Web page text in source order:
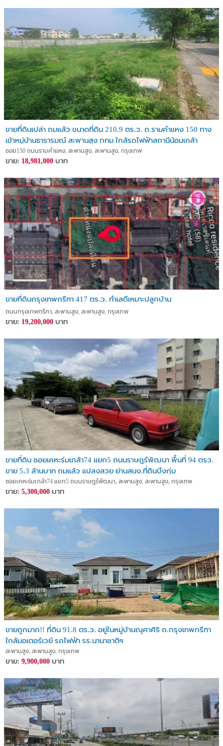
ขายที่ดินเปล่า ถมแล้ว ขนาดที่ดิน 210.9 ตร.ว. ถ.รามคำแหง 150 ทาง
เข้าหมู่บ้านธารารมณ์ สะพานสูง กทม ใกล้รถไฟฟ้าสถานีน้อมเกล้า
ซอย150 ถนนรามคำแหง, สะพานสูง, สะพานสูง, กรุงเทพ
ขาย: 18,981,000 บาท
ขายที่ดินกรุงเทพกรีฑา 417 ตร.ว. ทำเลดีเหมาะปลูกบ้าน
ถนนกรุงเทพกรีฑา, สะพานสูง, สะพานสูง, กรุงเทพ
ขาย: 19,200,000 บาท
ขายที่ดิน ซอยเคหะร่มเกล้า74 แยก5 ถนนราษฎร์พัฒนา พื้นที่ 94 ตรว.
ขาย 5.3 ล้านบาท ถมแล้ว แปลงสวย ย่านสนง.ที่ดินบึงกุ่ม
ซอยเคหะร่มเกล้า74 แยก5 ถนนราษฎร์พัฒนา, สะพานสูง, สะพานสูง, กรุงเทพ
ขาย: 5,300,000 บาท
ขายถูกมาก!! ที่ดิน 91.8 ตร.ว. อยู่ในหมู่บ้านณุศาศิริ ถ.กรุงเทพกรีฑา
ใกล้มอเตอร์เวย์ รถไฟฟ้า รร.นานาชาติฯ
สะพานสูง, สะพานสูง, กรุงเทพ
ขาย: 9,900,000 บาท